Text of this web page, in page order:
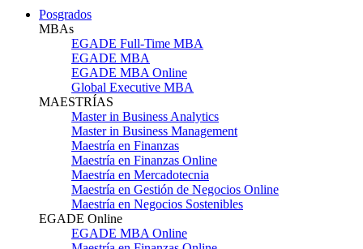
Posgrados
MBAs
EGADE Full-Time MBA
EGADE MBA
EGADE MBA Online
Global Executive MBA
MAESTRÍAS
Master in Business Analytics
Master in Business Management
Maestría en Finanzas
Maestría en Finanzas Online
Maestría en Mercadotecnia
Maestría en Gestión de Negocios Online
Maestría en Negocios Sostenibles
EGADE Online
EGADE MBA Online